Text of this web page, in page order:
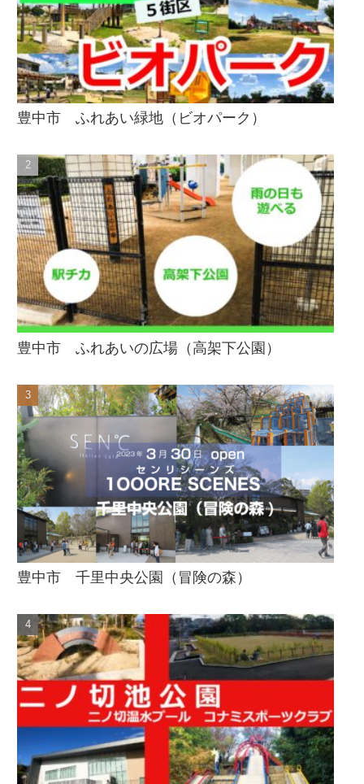
豊中市 ふれあい緑地（ビオパーク）
豊中市 ふれあいの広場（高架下公園）
豊中市 千里中央公園（冒険の森）